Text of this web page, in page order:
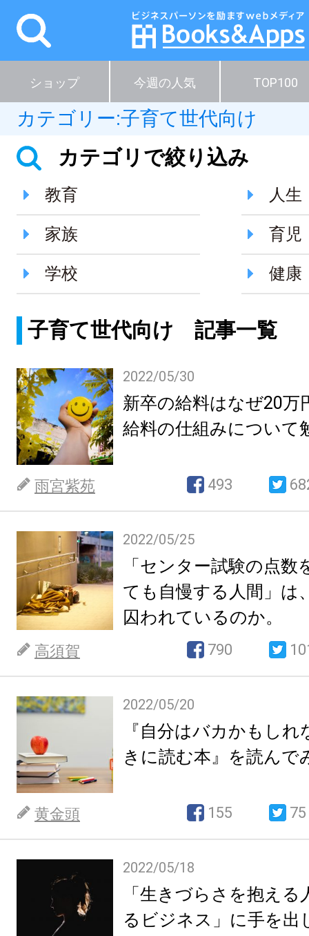
ショップ 今週の人気 TOP100
カテゴリー:子育て世代向け
カテゴリで絞り込み
教育 人生
家族 育児
学校 健康
子育て世代向け 記事一覧
2022/05/30
新卒の給料はなぜ20万
給料の仕組みについて
雨宮紫苑 493
2022/05/25
「センター試験の点
ても自慢する人間」は
囚われているのか。
高須賀 790
2022/05/20
『自分はバカかもし
きに読む本』を読んで
黄金頭 155 75
2022/05/18
「生きづらさを抱え
るビジネス」に手を出